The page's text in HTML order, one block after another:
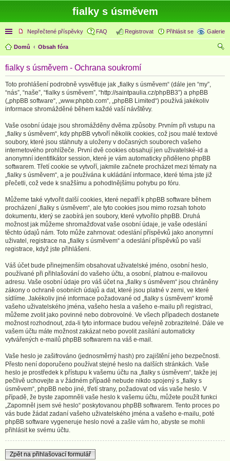
fialky s úsměvem
Rychlé odkazy
Nepřečtené příspěvky Galerie
FAQ Přihlásit se
Registrovat
Domů
Obsah fóra
fialky s úsměvem - Ochrana soukromí
Toto prohlášení podrobně vysvětluje jak „fialky s úsměvem“ (dále jen “my”,
“nás”, “naše”, “fialky s úsměvem”, “http://saintpaulia.cz/phpBB3”) a phpBB
(„phpBB software“, „www.phpbb.com“, „phpBB Limited“) používá jakékoliv
informace shromážděné během každé vaší návštěvy.
Vaše osobní údaje jsou shromážděny dvěma způsoby. Prvním při vstupu na
„fialky s úsměvem“, kdy phpBB vytvoří několik cookies, což jsou malé textové
soubory, které jsou stáhnuty a uloženy v dočasných souborech vašeho
internetového prohlížeče. První dvě cookies obsahují jen uživatelské-id a
anonymní identifikátor session, které je vám automaticky přiděleno phpBB
softwarem. Třetí cookie se vytvoří, jakmile začnete procházet mezi tématy na
„fialky s úsměvem“, a je používána k ukládání informace, které téma jste již
přečetli, což vede k snažšímu a pohodlnějšímu pohybu po fóru.
Můžeme také vytvořit další cookies, které nepatří k phpBB software během
procházení „fialky s úsměvem“, ale tyto cookies jsou mimo rozsah tohoto
dokumentu, který se zaobírá jen soubory, které vytvořilo phpBB. Druhá
možnost jak můžeme shromažďovat vaše osobní údaje, je vaše odeslání
těchto údajů nám. Toto může zahrnovat: odeslání příspěvků jako anonymní
uživatel, registrace na „fialky s úsměvem“ a odeslání příspěvků po vaší
registrace, když jste přihlášeni.
Váš účet bude přinejmenším obsahovat uživatelské jméno, osobní heslo,
používané při přihlašování do vašeho účtu, a osobní, platnou e-mailovou
adresu. Vaše osobní údaje pro váš účet na „fialky s úsměvem“ jsou chráněny
zákony o ochraně osobních údajů a dat, které jsou platné v zemi, ve které
sídlíme. Jakékoliv jiné informace požadované od „fialky s úsměvem“ kromě
vašeho uživatelského jména, vašeho hesla a vašeho e-mailu při registraci,
můžeme zvolit jako povinné nebo dobrovolné. Ve všech případech dostanete
možnost rozhodnout, zda-li tyto informace budou veřejně zobrazitelné. Dále ve
vašem účtu máte možnost zakázat nebo povolit zasílání automaticky
vytvářených e-mailů phpBB softwarem na váš e-mail.
Vaše heslo je zašifrováno (jednosměrný hash) pro zajištění jeho bezpečnosti.
Přesto není doporučeno používat stejné heslo na dalších stránkách. Vaše
heslo je prostředek k přístupu k vašemu účtu na „fialky s úsměvem“, takže jej
pečlivě uchovejte a v žádném případě nebude nikdo spojený s „fialky s
úsměvem“, phpBB nebo jiné, třetí strany, požadovat od vás vaše heslo. V
případě, že byste zapomněli vaše heslo k vašemu účtu, můžete použít funkci
„Zapomněl jsem své heslo“ poskytovanou phpBB softwarem. Tento proces po
vás bude žádat zadaní vašeho uživatelského jména a vašeho e-mailu, poté
phpBB software vygeneruje heslo nové a zašle vám ho, abyste se mohli
přihlásit ke svému účtu.
Zpět na přihlašovací formulář